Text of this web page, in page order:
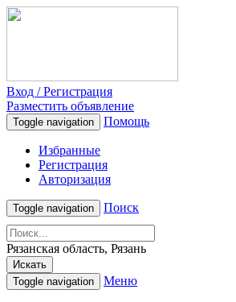
Вход / Регистрация
Разместить объявление
Toggle navigation Помощь
Избранные
Регистрация
Авторизация
Toggle navigation Поиск
Рязанская область, Рязань
Искать
Toggle navigation
Меню